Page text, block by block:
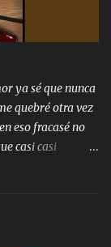
nunca me ha
también al
antros me verán
siempre
ya saben de
ya sé que nunca
quebré otra vez
eso fracasé no
casi casi
me crees
pero solo